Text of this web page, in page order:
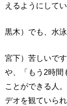
えるようにしてい
黒木）でも、水
宮下）苦しいで
や、「もう2時間
ことができる人
デオを観ていら